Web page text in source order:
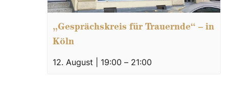
„Gesprächskreis für Trauernde“ – in
Köln
12. August | 19:00 – 21:00